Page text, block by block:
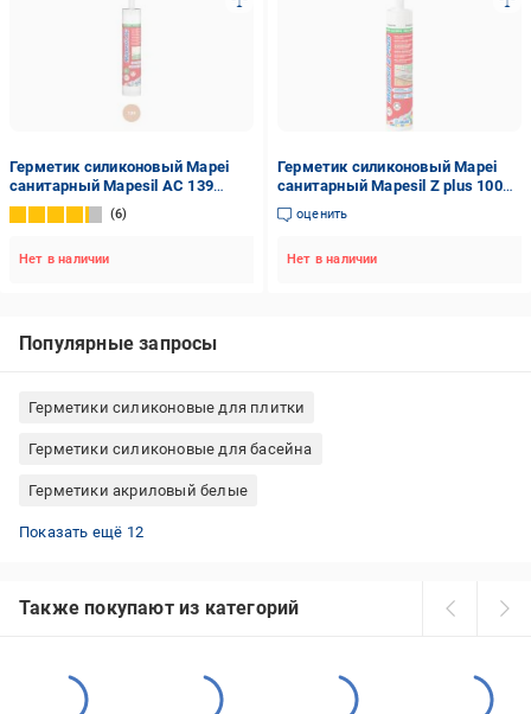
Герметик силиконовый Mapei
санитарный Mapesil AC 139
розовая пудра 310 мл
6
Нет в наличии
Герметик силиконовый Mapei
санитарный Mapesil Z plus 100
бежевый 280 мл
оценить
Нет в наличии
Популярные запросы
Герметики силиконовые для плитки
Герметики силиконовые для басейна
Герметики акриловый белые
Герметики силиконовые 310 мл
Герметики силиконовые 600 мл
Герметики Tytan для дерева
Герметики силиконовые Sika силикон
Герметики силиконовые прозрачные универсальные
Герметики силиконовые Ceresit
Герметик водостойкие для сантехники
Герметики акриловые 280 мл
Герметики силиконовые для аквариума
Полиуретан для наружных работ
Герметики для кухонных плит термостойкие
Герметики для дымохода термостойкие
Показать ещё 12
Также покупают из категорий